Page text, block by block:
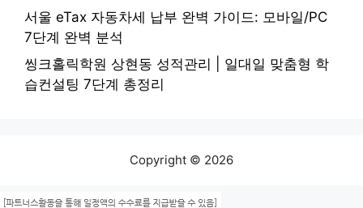
서울 eTax 자동차세 납부 완벽 가이드: 모바일/PC
7단계 완벽 분석
씽크홀릭학원 상현동 성적관리 | 일대일 맞춤형 학
습컨설팅 7단계 총정리
Copyright © 2026